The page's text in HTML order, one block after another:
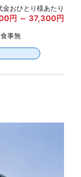
金おひとり様あたり
円 ～ 37,300円
事無